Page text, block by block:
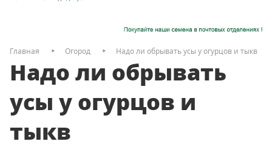
Главная Огород Надо ли обрывать усы у огурцов и тыкв
Надо ли обрывать
усы у огурцов и
тыкв